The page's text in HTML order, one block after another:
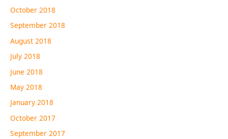
October 2018
September 2018
August 2018
July 2018
June 2018
May 2018
January 2018
October 2017
September 2017